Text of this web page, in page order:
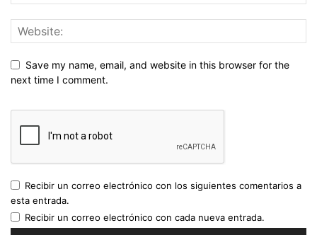
Save my name, email, and website in this browser for the
next time I comment.
Recibir un correo electrónico con los siguientes comentarios a
esta entrada.
Recibir un correo electrónico con cada nueva entrada.